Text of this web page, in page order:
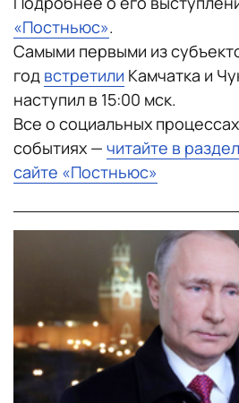
«Постньюс».
Самыми первыми из
год встретили Камчатка и
наступил в 15:00 мск.
Все о социальных
событиях — читайте в
сайте «Постньюс»